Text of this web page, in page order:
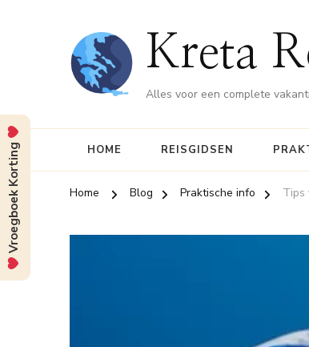
Kreta
Alles voor een complete
HOME REISGIDSEN
Home Blog Praktische info Tips
Vroegboek Korting